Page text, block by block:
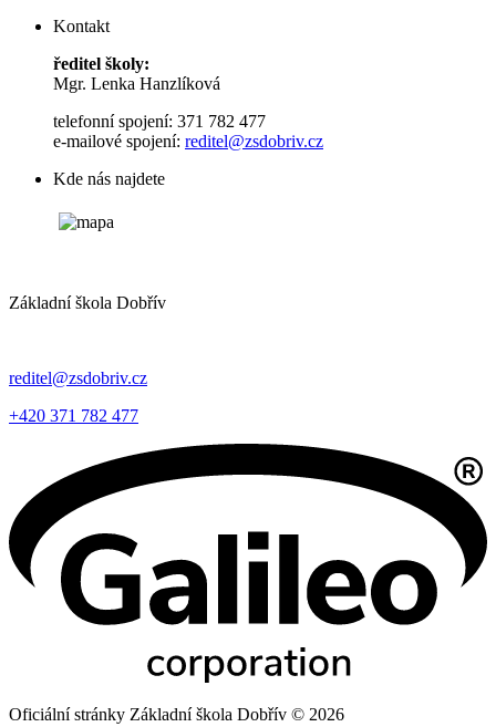
Kontakt
ředitel školy:
Mgr. Lenka Hanzlíková
telefonní spojení: 371 782 477
e-mailové spojení: reditel@zsdobriv.cz
Kde nás najdete
Základní škola Dobřív
reditel@zsdobriv.cz
+420 371 782 477
Oficiální stránky Základní škola Dobřív © 2026